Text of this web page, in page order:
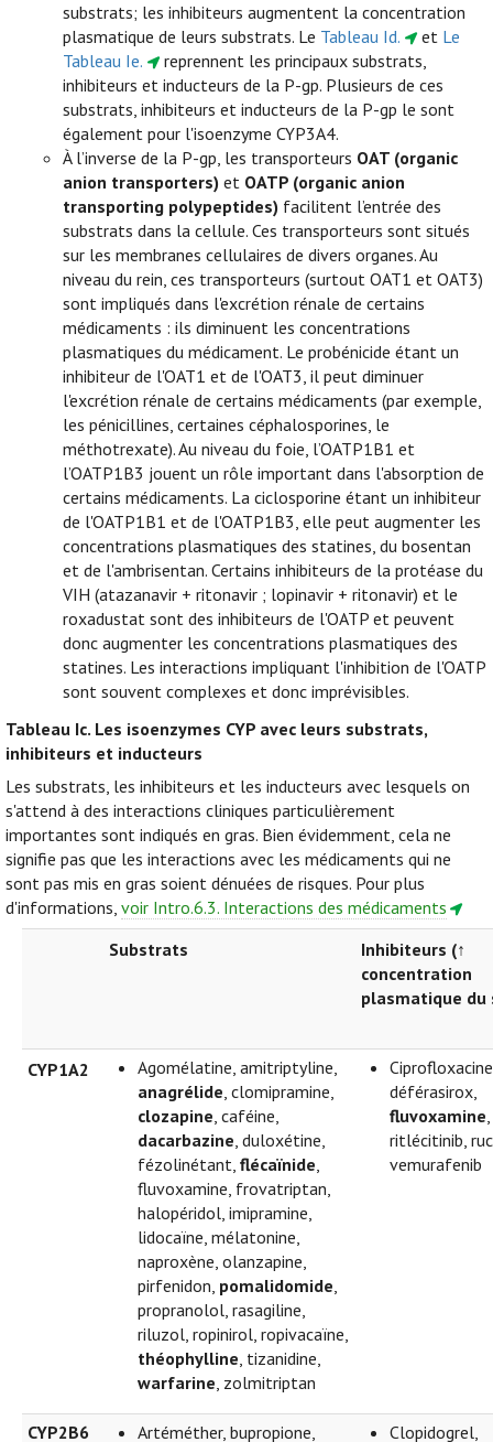
substrats; les inhibiteurs augmentent la concentration
plasmatique de leurs substrats. Le Tableau Id. et Le
Tableau Ie.
reprennent les principaux substrats,
inhibiteurs et inducteurs de la P-gp. Plusieurs de ces
substrats, inhibiteurs et inducteurs de la P-gp le sont
également pour l'isoenzyme CYP3A4.
À l’inverse de la P-gp, les transporteurs OAT (organic
anion transporters) et OATP (organic anion
transporting polypeptides) facilitent l’entrée des
substrats dans la cellule. Ces transporteurs sont situés
sur les membranes cellulaires de divers organes. Au
niveau du rein, ces transporteurs (surtout OAT1 et OAT3)
sont impliqués dans l'excrétion rénale de certains
médicaments : ils diminuent les concentrations
plasmatiques du médicament. Le probénicide étant un
inhibiteur de l'OAT1 et de l'OAT3, il peut diminuer
l'excrétion rénale de certains médicaments (par exemple,
les pénicillines, certaines céphalosporines, le
méthotrexate). Au niveau du foie, l’OATP1B1 et
l’OATP1B3 jouent un rôle important dans l'absorption de
certains médicaments. La ciclosporine étant un inhibiteur
de l'OATP1B1 et de l'OATP1B3, elle peut augmenter les
concentrations plasmatiques des statines, du bosentan
et de l'ambrisentan. Certains inhibiteurs de la protéase du
VIH (atazanavir + ritonavir ; lopinavir + ritonavir) et le
roxadustat sont des inhibiteurs de l'OATP et peuvent
donc augmenter les concentrations plasmatiques des
statines. Les interactions impliquant l'inhibition de l'OATP
sont souvent complexes et donc imprévisibles.
Tableau Ic. Les isoenzymes CYP avec leurs substrats,
inhibiteurs et inducteurs
Les substrats, les inhibiteurs et les inducteurs avec lesquels on
s'attend à des interactions cliniques particulièrement
importantes sont indiqués en gras. Bien évidemment, cela ne
signifie pas que les interactions avec les médicaments qui ne
sont pas mis en gras soient dénuées de risques. Pour plus
d'informations, voir Intro.6.3. Interactions des médicaments
Substrats
Inhibiteurs (↑
concentration
plasmatique
CYP1A2
Agomélatine, amitriptyline,
anagrélide, clomipramine,
clozapine, caféine,
dacarbazine, duloxétine,
fézolinétant,flécaïnide,
fluvoxamine, frovatriptan,
halopéridol, imipramine,
lidocaïne, mélatonine,
naproxène, olanzapine,
pirfenidon, pomalidomide,
propranolol, rasagiline,
riluzol, ropinirol, ropivacaïne,
théophylline, tizanidine,
warfarine, zolmitriptan
déférasirox,
fluvoxamine,
ritlécitinib,
vemurafenib
CYP2B6 Artéméther, bupropione, Clopidogrel,